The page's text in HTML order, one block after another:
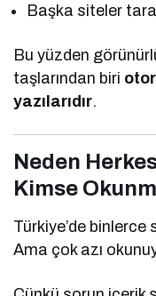
Başka siteler
Bu yüzden
taşlarından biri
yazılarıdır.
Neden
Kimse
Türkiye’de binlerce
Ama çok azı